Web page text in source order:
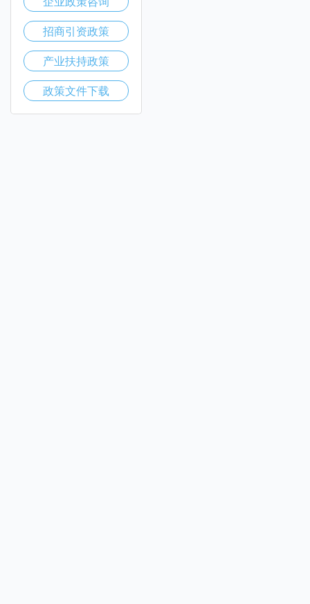
招商引资政策
产业扶持政策
政策文件下载